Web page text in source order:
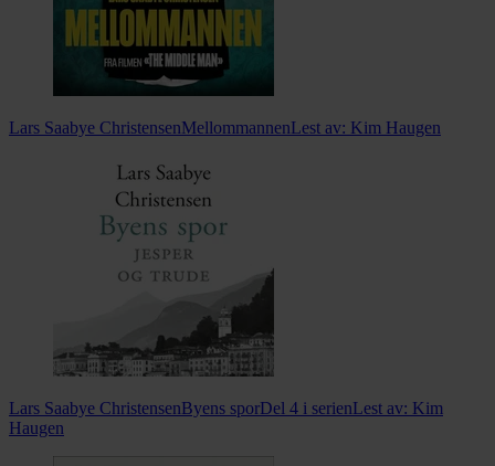
Lars Saabye ChristensenMellommannenLest av: Kim Haugen
Lars Saabye ChristensenByens sporDel 4 i serienLest av: Kim
Haugen